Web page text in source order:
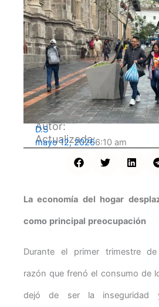
Autor:
D.S
Actualizada:
mayo 12, 20266:10 am
La economía del hogar
como principal preocupación
Durante el primer trimestre
razón que frenó el consumo de
dejó de ser la